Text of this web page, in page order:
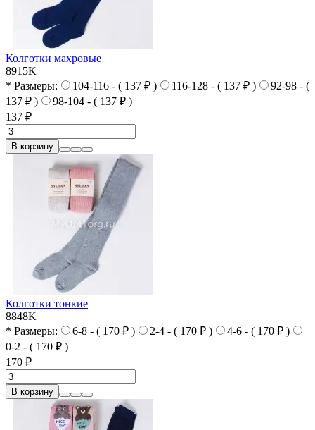
Колготки махровые
8915K
* Размеры:
104-116 - ( 137 ₽ ) 116-128 - ( 137 ₽ )
92-98 - (
137 ₽ )
98-104 - ( 137 ₽ )
137 ₽
В корзину
Колготки тонкие
8848K
* Размеры:
6-8 - ( 170 ₽ ) 2-4 - ( 170 ₽ )
4-6 - ( 170 ₽ )
0-2 - ( 170 ₽ )
170 ₽
В корзину